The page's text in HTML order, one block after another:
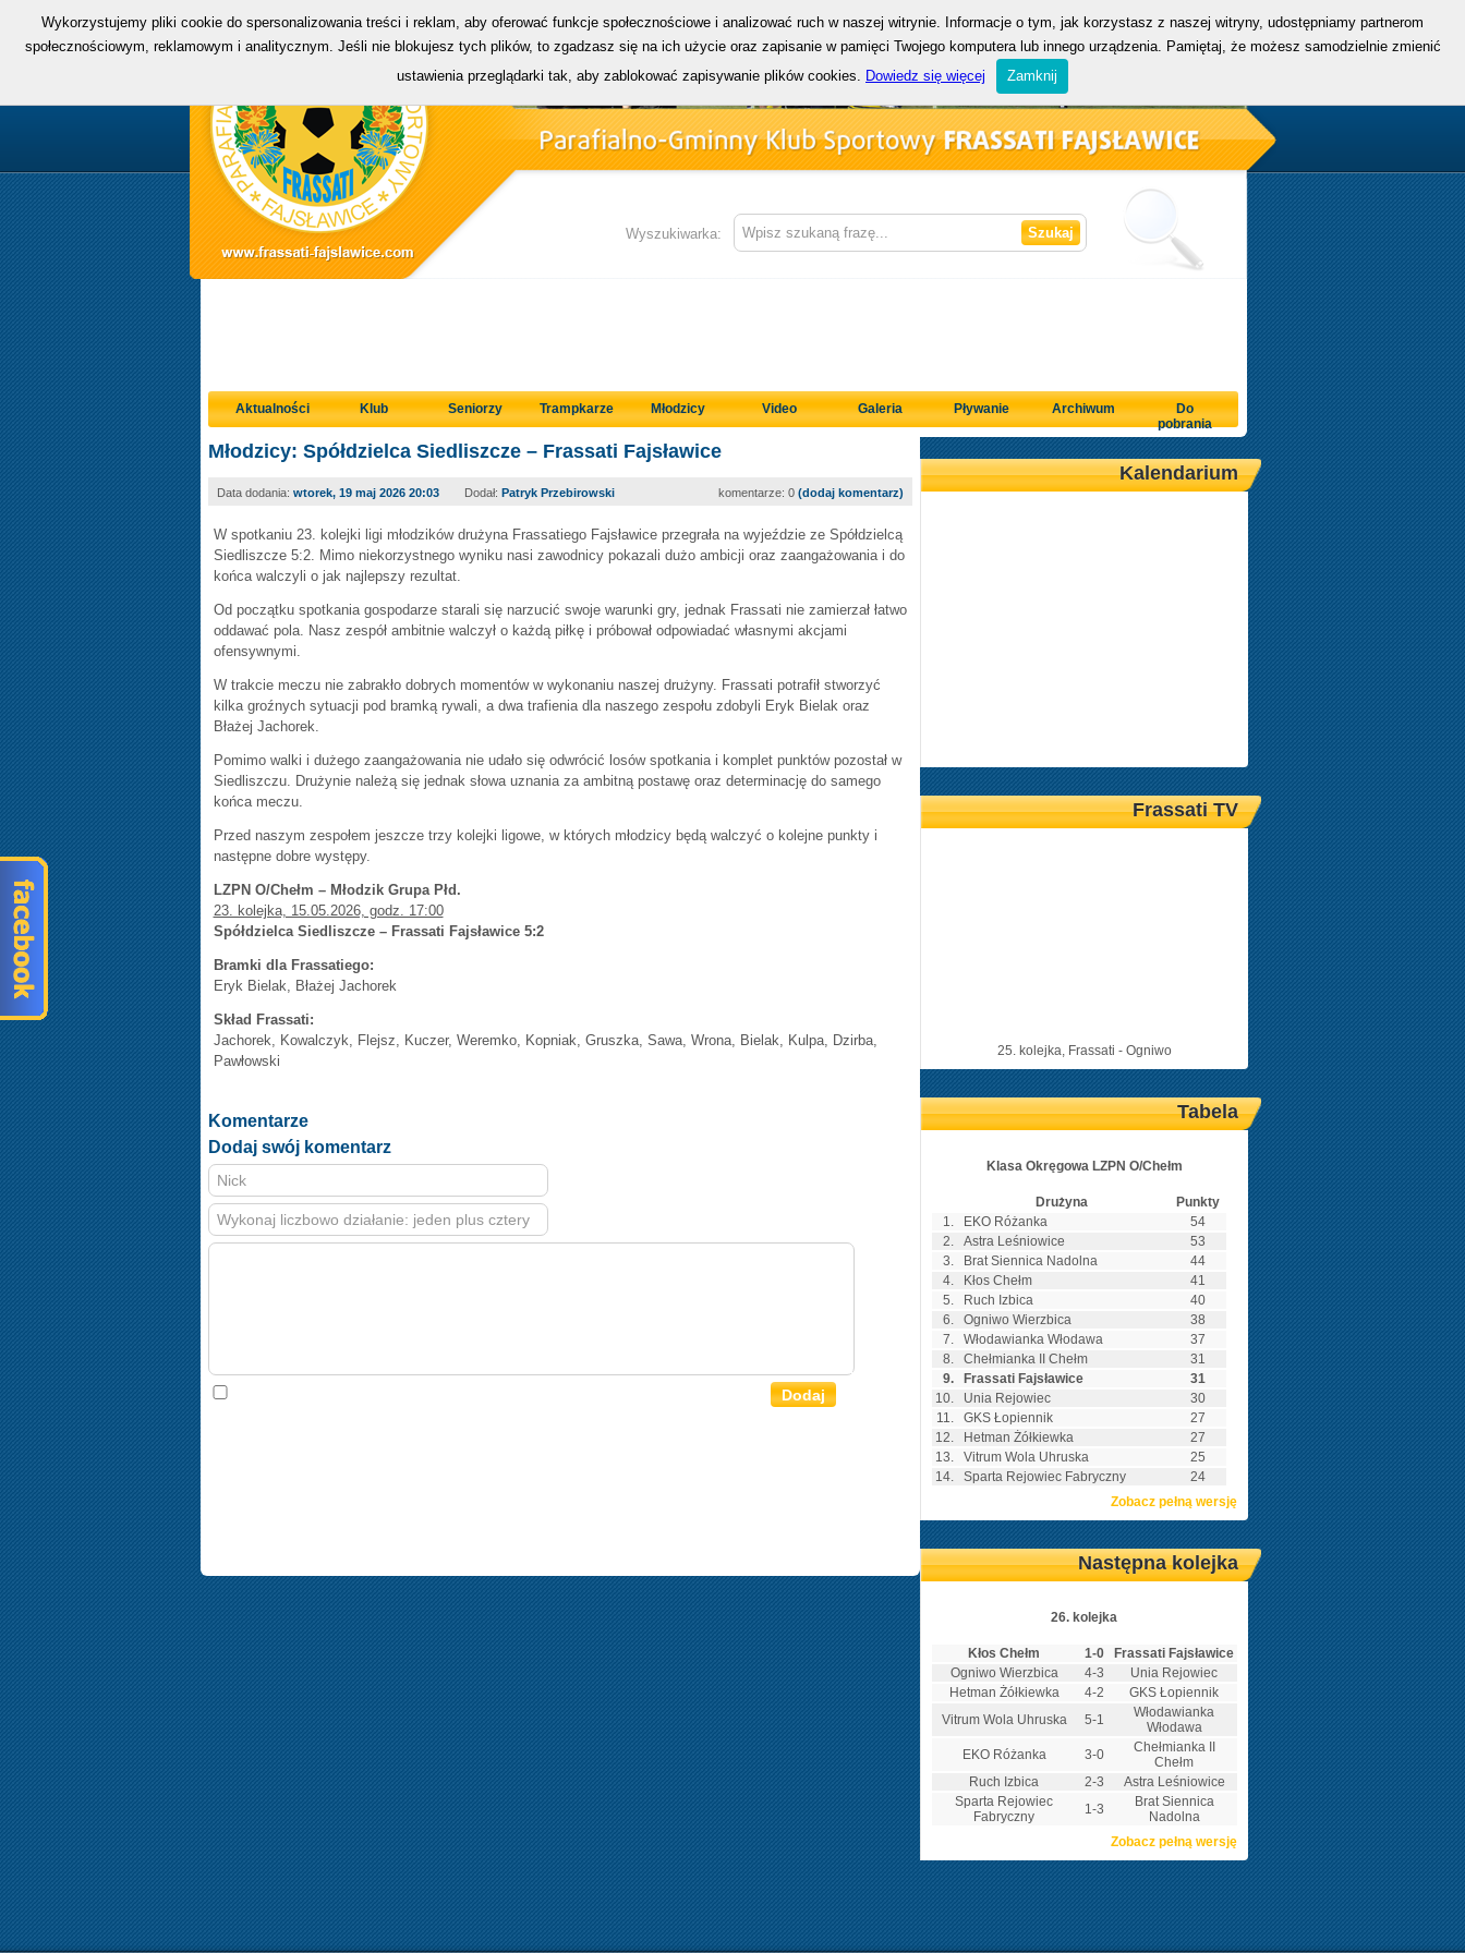
Wyszukiwarka:
Aktualności Klub Seniorzy Trampkarze Młodzicy Video Galeria Pływanie Archiwum
Do
pobrania
Młodzicy: Spółdzielca Siedliszcze – Frassati Fajsławice
Data dodania: wtorek, 19 maj 2026 20:03 Dodał: Patryk Przebirowski komentarze: 0 (dodaj komentarz)
W spotkaniu 23. kolejki ligi młodzików drużyna Frassatiego Fajsławice przegrała na wyjeździe ze Spółdzielcą
Siedliszcze 5:2. Mimo niekorzystnego wyniku nasi zawodnicy pokazali dużo ambicji oraz zaangażowania i do
końca walczyli o jak najlepszy rezultat.
Od początku spotkania gospodarze starali się narzucić swoje warunki gry, jednak Frassati nie zamierzał łatwo
oddawać pola. Nasz zespół ambitnie walczył o każdą piłkę i próbował odpowiadać własnymi akcjami
ofensywnymi.
W trakcie meczu nie zabrakło dobrych momentów w wykonaniu naszej drużyny. Frassati potrafił stworzyć
kilka groźnych sytuacji pod bramką rywali, a dwa trafienia dla naszego zespołu zdobyli Eryk Bielak oraz
Błażej Jachorek.
Pomimo walki i dużego zaangażowania nie udało się odwrócić losów spotkania i komplet punktów pozostał w
Siedliszczu. Drużynie należą się jednak słowa uznania za ambitną postawę oraz determinację do samego
końca meczu.
Przed naszym zespołem jeszcze trzy kolejki ligowe, w których młodzicy będą walczyć o kolejne punkty i
następne dobre występy.
LZPN O/Chełm – Młodzik Grupa Płd.
23. kolejka, 15.05.2026, godz. 17:00
Spółdzielca Siedliszcze – Frassati Fajsławice 5:2
Bramki dla Frassatiego:
Eryk Bielak, Błażej Jachorek
Skład Frassati:
Jachorek, Kowalczyk, Flejsz, Kuczer, Weremko, Kopniak, Gruszka, Sawa, Wrona, Bielak, Kulpa, Dzirba,
Pawłowski
Komentarze
Dodaj swój komentarz
Kalendarium
Frassati TV
25. kolejka, Frassati - Ogniwo
Tabela
Klasa Okręgowa LZPN O/Chełm
Drużyna
Punkty
1.
EKO Różanka
54
2.
Astra Leśniowice
53
3.
Brat Siennica Nadolna
44
4.
Kłos Chełm
41
5.
Ruch Izbica
40
6.
Ogniwo Wierzbica
38
7.
Włodawianka Włodawa
37
8.
Chełmianka II Chełm
31
9.
Frassati Fajsławice
31
10.
Unia Rejowiec
30
11.
GKS Łopiennik
27
12.
Hetman Żółkiewka
27
13.
Vitrum Wola Uhruska
25
14.
Sparta Rejowiec Fabryczny
24
Zobacz pełną wersję
Następna kolejka
26. kolejka
Kłos Chełm 1-0
Frassati Fajsławice
Ogniwo Wierzbica
4-3
Unia Rejowiec
Hetman Żółkiewka
4-2
GKS Łopiennik
Vitrum Wola Uhruska
5-1
Włodawianka
Włodawa
EKO Różanka
3-0
Chełmianka II
Chełm
Ruch Izbica
2-3
Astra Leśniowice
Sparta Rejowiec
Fabryczny
1-3
Brat Siennica
Nadolna
Zobacz pełną wersję
Wykorzystujemy pliki cookie do spersonalizowania treści i reklam, aby oferować funkcje społecznościowe i analizować ruch w naszej witrynie. Informacje o tym, jak korzystasz z naszej witryny, udostępniamy partnerom
społecznościowym, reklamowym i analitycznym. Jeśli nie blokujesz tych plików, to zgadzasz się na ich użycie oraz zapisanie w pamięci Twojego komputera lub innego urządzenia. Pamiętaj, że możesz samodzielnie zmienić
ustawienia przeglądarki tak, aby zablokować zapisywanie plików cookies. Dowiedz się więcej Zamknij